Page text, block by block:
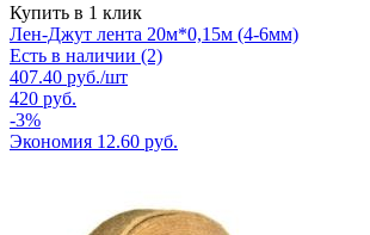
Купить в 1 клик
Лен-Джут лента 20м*0,15м (4-6мм)
Есть в наличии (2)
407.40 руб./шт
420 руб.
-3%
Экономия 12.60 руб.